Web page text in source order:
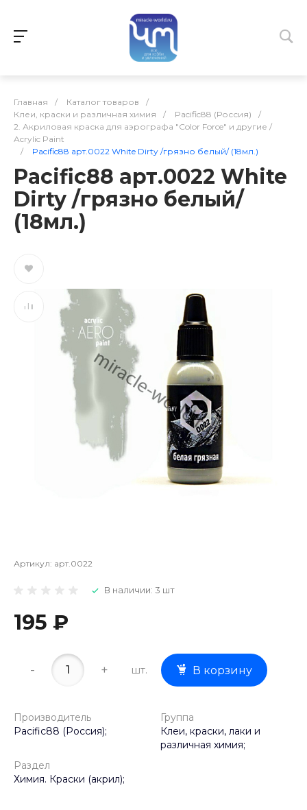
Главная / Каталог товаров
/
Клеи, краски и различная химия
/ Pacific88 (Россия)
/
2. Акриловая краска для аэрографа "Color Force" и другие /
Acrylic Paint
/
Pacific88 арт.0022 White Dirty /грязно белый/ (18мл.)
Pacific88 арт.0022 White
Dirty /грязно белый/
(18мл.)
Артикул: арт.0022
В наличии: 3 шт
195 ₽
- + шт. В корзину
Производитель
Pacific88 (Россия);
Группа
Клеи, краски, лаки и
различная химия;
Раздел
Химия. Краски (акрил);